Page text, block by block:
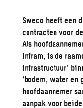
Sweco heeft een
contracten voor
Als
Infram, is de
infrastructuur’
‘bodem, water en
hoofdaannemer
aanpak voor